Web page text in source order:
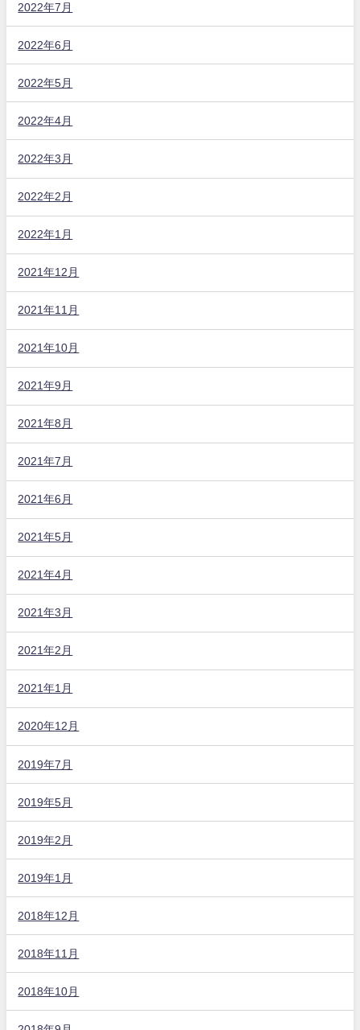
2022年7月
2022年6月
2022年5月
2022年4月
2022年3月
2022年2月
2022年1月
2021年12月
2021年11月
2021年10月
2021年9月
2021年8月
2021年7月
2021年6月
2021年5月
2021年4月
2021年3月
2021年2月
2021年1月
2020年12月
2019年7月
2019年5月
2019年2月
2019年1月
2018年12月
2018年11月
2018年10月